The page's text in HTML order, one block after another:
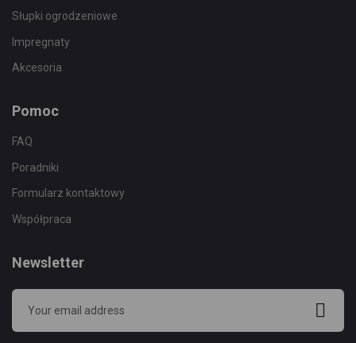
Słupki ogrodzeniowe
Impregnaty
Akcesoria
Pomoc
FAQ
Poradniki
Formularz kontaktowy
Współpraca
Newsletter